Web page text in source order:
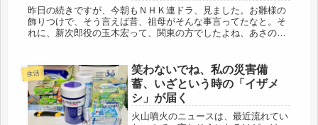
昨日の続きですが、今朝もＮＨＫ連ドラ、見ました。お雛様の
飾りつけで、そう言えば昔、祖母がそんな事言ってたなと。そ
れに、新次郎役の玉木宏って、関東の方でしたよね、あさの波
生活
笑わないでね、私の災害備
蓄、いざという時の「イザメ
シ」が届く
火山噴火のニュースは、最近流れてい